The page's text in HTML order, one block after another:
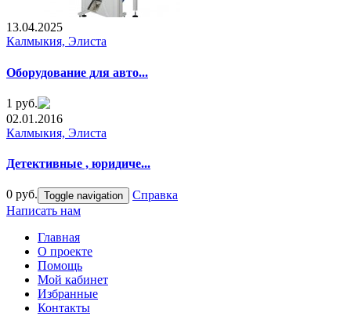
13.04.2025
Калмыкия, Элиста
Оборудование для авто...
1 руб.
02.01.2016
Калмыкия, Элиста
Детективные , юридиче...
0 руб. Toggle navigation
Справка
Написать нам
Главная
О проекте
Помощь
Мой кабинет
Избранные
Контакты